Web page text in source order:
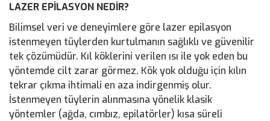
LAZER EPİLASYON NEDİR?
Bilimsel veri ve deneyimlere göre lazer epilasyon
istenmeyen tüylerden kurtulmanın sağlıklı ve güvenilir
tek çözümüdür. Kıl köklerini verilen ısı ile yok eden bu
yöntemde cilt zarar görmez. Kök yok olduğu için kılın
tekrar çıkma ihtimali en aza indirgenmiş olur.
İstenmeyen tüylerin alınmasına yönelik klasik
yöntemler (ağda, cımbız, epilatörler) kısa süreli